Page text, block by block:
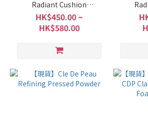
Radiant Cushion
Foundation Dewy
HK$450.00 ~
HK$580.00